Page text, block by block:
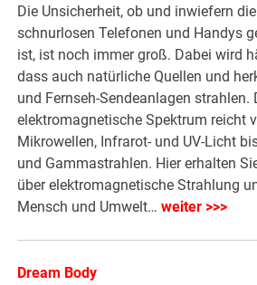
Die Unsicherheit, ob und inwiefern
schnurlosen Telefonen und Handys
ist, ist noch immer groß. Dabei wird
dass auch natürliche Quellen und
und Fernseh-Sendeanlagen strahlen.
elektromagnetische Spektrum reicht
Mikrowellen, Infrarot- und UV-Licht
und Gammastrahlen. Hier erhalten
über elektromagnetische Strahlung
Mensch und Umwelt…weiter >>>
Dream Body